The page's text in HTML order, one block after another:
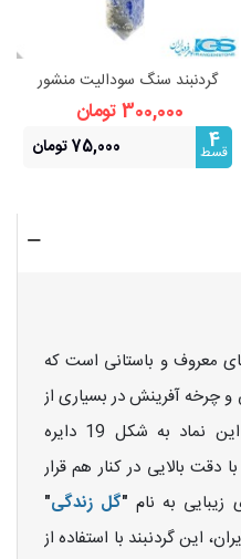
گردنبند سنگ سودالیت منشور
بدون زنجیر
300,000 تومان
4
قسط 75,000 تومان
معروف و باستانی است که
چرخه آفرینش در بسیاری از
فرهنگ‌ها شناخته شده است. این نماد به شکل 19 دایره
بالایی در کنار هم قرار
زیبایی به نام "گل زندگی"
این گردنبند با استفاده از